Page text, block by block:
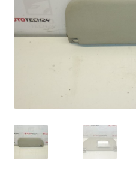
Maksut
Tarkista